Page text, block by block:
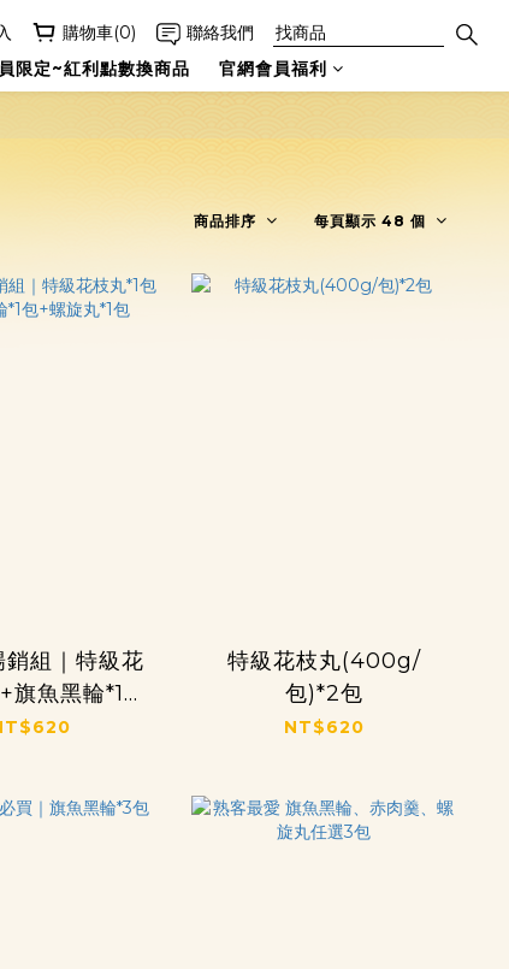
購物車(0)
聯絡我們
限定~紅利點數換商品 官網會員福利
商品排序 每頁顯示 48 個
銷組｜特級花
旗魚黑輪*1包
旋丸*1包
特級花枝丸(400g/
包)*2包
NT$620